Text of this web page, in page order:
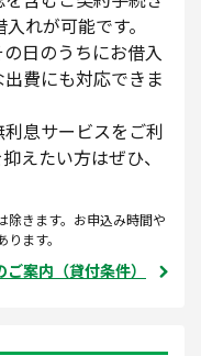
れが可能です。
日のうちにお借入
費にも対応できま
息サービスをご利
えたい方はぜひ、
除きます。お申込み時間や
ます。
案内（貸付条件）